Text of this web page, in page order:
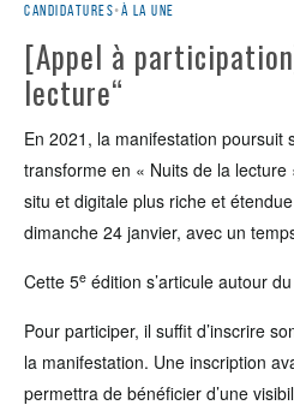
candidatures•À la une
[Appel à
lecture“
En 2021, la manifestation poursuit
transforme en « Nuits de la
situ et digitale plus riche et
dimanche 24 janvier, avec un
Cette 5e édition s’articule autour
Pour participer, il suffit d’inscrire
la manifestation. Une inscription
permettra de bénéficier d’une